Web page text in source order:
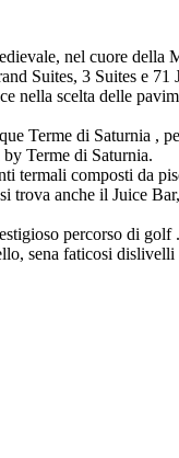
nel cuore della
Suites, 3 Suites e
nella scelta delle
Terme di Saturnia ,
Terme di Saturnia.
composti da
anche il Juice
percorso di
sena faticosi